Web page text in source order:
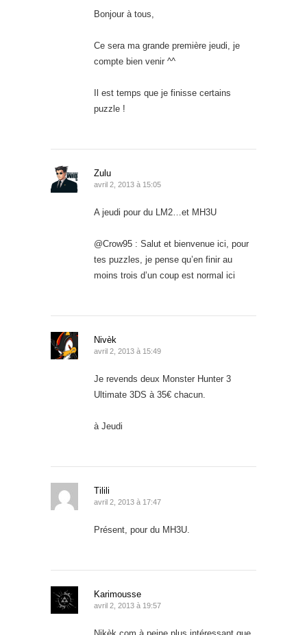
Bonjour à tous,
Ce sera ma grande première jeudi, je
compte bien venir ^^
Il est temps que je finisse certains
puzzle !
Zulu
avril 2, 2013 à 15:05
A jeudi pour du LM2…et MH3U
@Crow95 : Salut et bienvenue ici, pour
tes puzzles, je pense qu’en finir au
moins trois d’un coup est normal ici
Nivèk
avril 2, 2013 à 15:49
Je revends deux Monster Hunter 3
Ultimate 3DS à 35€ chacun.
à Jeudi
Tilili
avril 2, 2013 à 17:47
Présent, pour du MH3U.
Karimousse
avril 2, 2013 à 19:57